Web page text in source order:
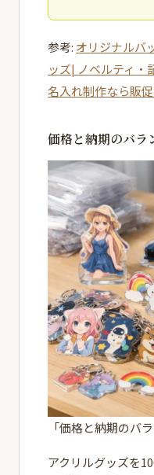
参考: オリジナルバ
ッズ| ノベルティ・
名入れ制作なら販
価格と納期のバラ
「価格と納期のバ
アクリルグッズを